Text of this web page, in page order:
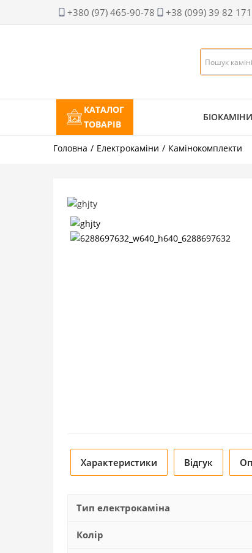
+380 (97) 465-90-78 +38 (099) 39 82 171
КАТАЛОГ
ТОВАРІВ
БІОКАМІНИ
Головна Електрокаміни Камінокомплекти
Характеристики Відгук
Тип електрокаміна
Колір